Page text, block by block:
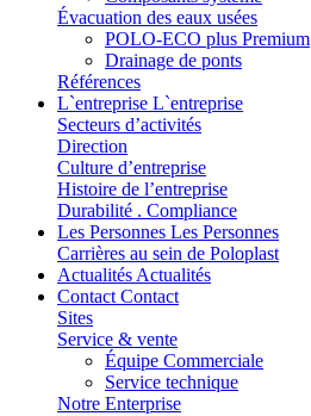
Évacuation des eaux usées
POLO-ECO plus Premium
Drainage de ponts
Références
L`entreprise L`entreprise
Secteurs d’activités
Direction
Culture d’entreprise
Histoire de l’entreprise
Durabilité . Compliance
Les Personnes Les Personnes
Carrières au sein de Poloplast
Actualités Actualités
Contact Contact
Sites
Service & vente
Équipe Commerciale
Service technique
Notre Enterprise